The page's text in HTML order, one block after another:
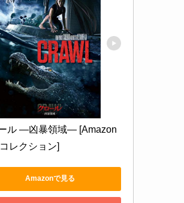
ル ―凶暴領域― [Amazon
レクション]
Amazonで見る